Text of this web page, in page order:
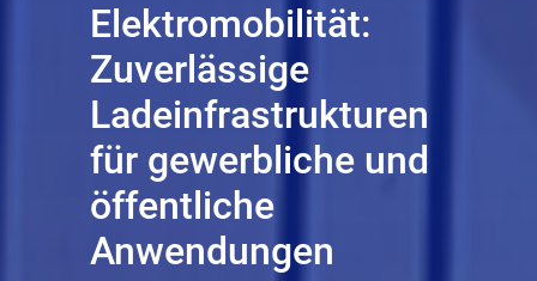
Elektromobilität:
Zuverlässige
Ladeinfrastrukturen
für gewerbliche und
öffentliche
Anwendungen